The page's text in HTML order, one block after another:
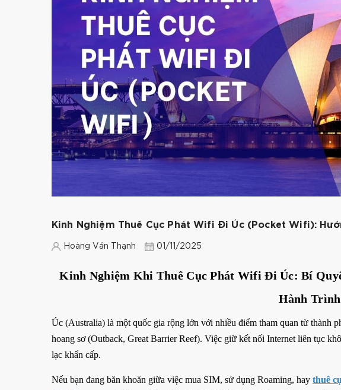
Kinh Nghiệm Thuê Cục Phát Wifi Đi Úc (Pocket Wifi):
Hoàng Văn Thạnh 01/11/2025
Kinh Nghiệm Khi Thuê Cục Phát Wifi Đi Úc: Bí
Hành Trình
Úc (Australia) là một quốc gia rộng lớn với nhiều điểm tham quan từ thành
hoang sơ (Outback, Great Barrier Reef). Việc giữ kết nối Internet liên tục
lạc khẩn cấp.
Nếu bạn đang băn khoăn giữa việc mua SIM, sử dụng Roaming, hay thuê